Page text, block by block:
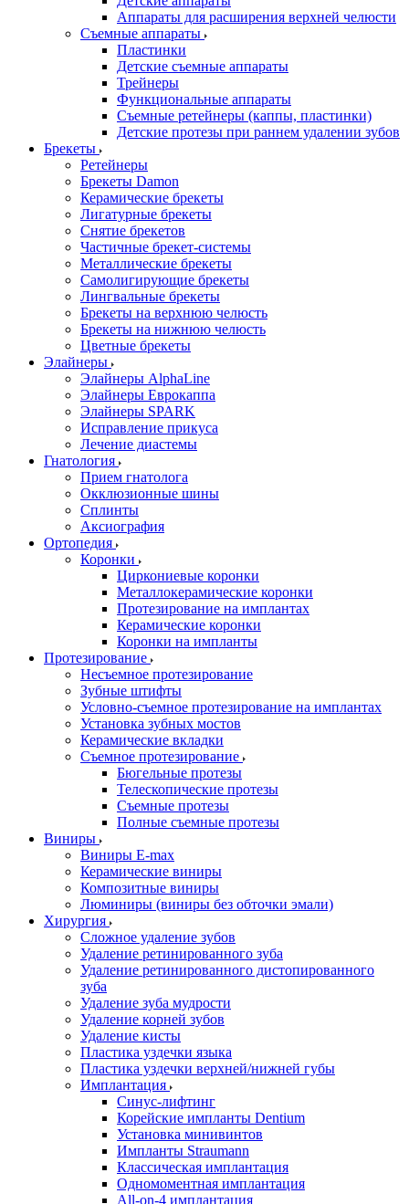
Аппараты для расширения верхней челюсти
Съемные аппараты
Пластинки
Детские съемные аппараты
Трейнеры
Функциональные аппараты
Съемные ретейнеры (каппы, пластинки)
Детские протезы при раннем удалении зубов
Брекеты
Ретейнеры
Брекеты Damon
Керамические брекеты
Лигатурные брекеты
Снятие брекетов
Частичные брекет-системы
Металлические брекеты
Самолигирующие брекеты
Лингвальные брекеты
Брекеты на верхнюю челюсть
Брекеты на нижнюю челюсть
Цветные брекеты
Элайнеры
Элайнеры AlphaLine
Элайнеры Еврокаппа
Элайнеры SPARK
Исправление прикуса
Лечение диастемы
Гнатология
Прием гнатолога
Окклюзионные шины
Сплинты
Аксиография
Ортопедия
Коронки
Циркониевые коронки
Металлокерамические коронки
Протезирование на имплантах
Керамические коронки
Коронки на импланты
Протезирование
Несъемное протезирование
Зубные штифты
Условно-съемное протезирование на имплантах
Установка зубных мостов
Керамические вкладки
Съемное протезирование
Бюгельные протезы
Телескопические протезы
Съемные протезы
Полные съемные протезы
Виниры
Виниры E-max
Керамические виниры
Композитные виниры
Люминиры (виниры без обточки эмали)
Хирургия
Сложное удаление зубов
Удаление ретинированного зуба
Удаление ретинированного дистопированного
зуба
Удаление зуба мудрости
Удаление корней зубов
Удаление кисты
Пластика уздечки языка
Пластика уздечки верхней/нижней губы
Имплантация
Синус-лифтинг
Корейские импланты Dentium
Установка минивинтов
Импланты Straumann
Классическая имплантация
Одномоментная имплантация
All-on-4 имплантация